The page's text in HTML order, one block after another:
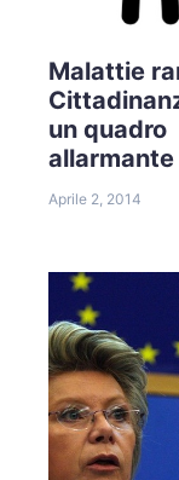
Malattie
un quadro
allarmante
Aprile 2, 2014